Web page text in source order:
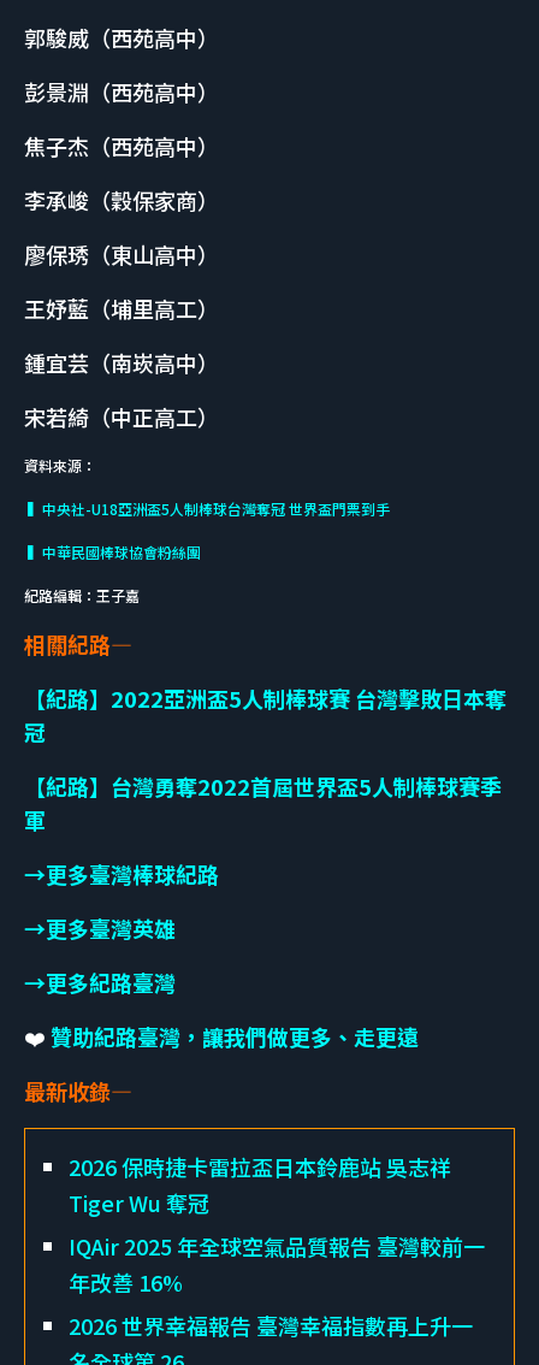
郭駿威（西苑高中）
彭景淵（西苑高中）
焦子杰（西苑高中）
李承峻（穀保家商）
廖保琇（東山高中）
王妤藍（埔里高工）
鍾宜芸（南崁高中）
宋若綺（中正高工）
資料來源：
▍中央社-U18亞洲盃5人制棒球台灣奪冠 世界盃門票到手
▍中華民國棒球協會粉絲團
紀路編輯：王子嘉
相關紀路—
【紀路】2022亞洲盃5人制棒球賽 台灣擊敗日本奪
冠
【紀路】台灣勇奪2022首屆世界盃5人制棒球賽季
軍
→更多臺灣棒球紀路
→更多臺灣英雄
→更多紀路臺灣
❤️贊助紀路臺灣，讓我們做更多、走更遠
最新收錄—
2026 保時捷卡雷拉盃日本鈴鹿站 吳志祥
Tiger Wu 奪冠
IQAir 2025 年全球空氣品質報告 臺灣較前一
年改善 16%
2026 世界幸福報告 臺灣幸福指數再上升一